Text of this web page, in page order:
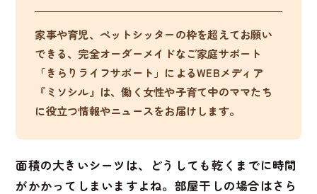
家事や育児、ペットシッターの枠を超えてお願い
できる、完全オーダーメイドなご家庭サポート
「きらりライフサポート」によるWEBメディア
『ミソシル』は、働く女性や子育て中のママたち
に役立つ情報やニュースをお届けします。
面積の大きいシーツは、どうしても乾くまでに時間
がかかってしまいますよね。部屋干しの場合はさら